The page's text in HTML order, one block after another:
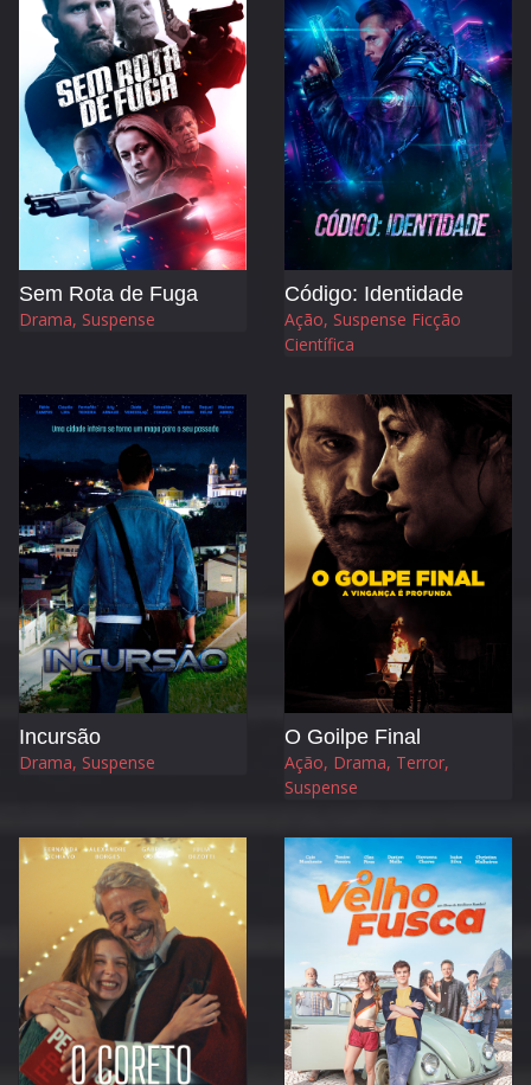
Sem Rota de Fuga
Drama, Suspense
Código: Identidade
Ação, Suspense Ficção
Científica
Incursão
Drama, Suspense
O Goilpe Final
Ação, Drama, Terror,
Suspense